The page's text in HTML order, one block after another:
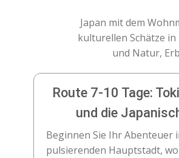
Japan mit dem
kulturellen Schätze
und Natur,
Route 7-10 Tage:
und die
Beginnen Sie Ihr Abenteuer
pulsierenden Hauptstadt,